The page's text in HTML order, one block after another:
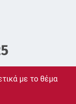
με το θέμα